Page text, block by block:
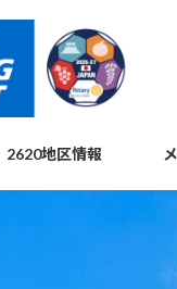
2620地区情報